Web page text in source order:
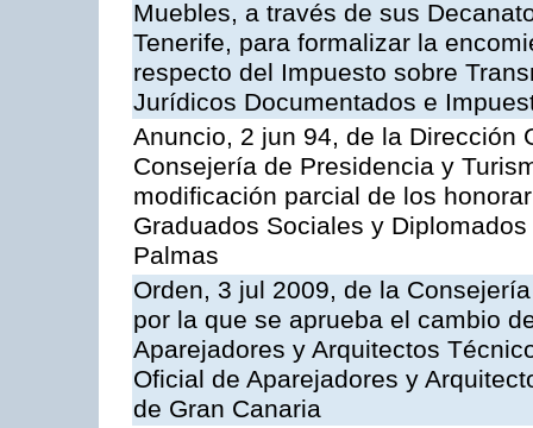
Muebles, a través de sus
Tenerife, para formalizar la
respecto del Impuesto sobre
Jurídicos Documentados e
Anuncio, 2 jun 94, de la Dirección
Consejería de Presidencia y
modificación parcial de los
Graduados Sociales y
Palmas
Orden, 3 jul 2009, de la
por la que se aprueba el cambio
Aparejadores y Arquitectos
Oficial de Aparejadores y
de Gran Canaria